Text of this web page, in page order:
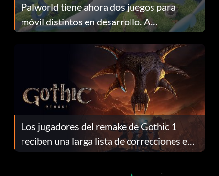
Palworld tiene ahora dos juegos para
móvil distintos en desarrollo. A
continuación te explicamos por qué.
Los jugadores del remake de Gothic 1
reciben una larga lista de correcciones en
el parche 1.0.4